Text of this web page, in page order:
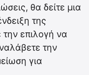
θα δείτε μια
της
επιλογή να
την
για